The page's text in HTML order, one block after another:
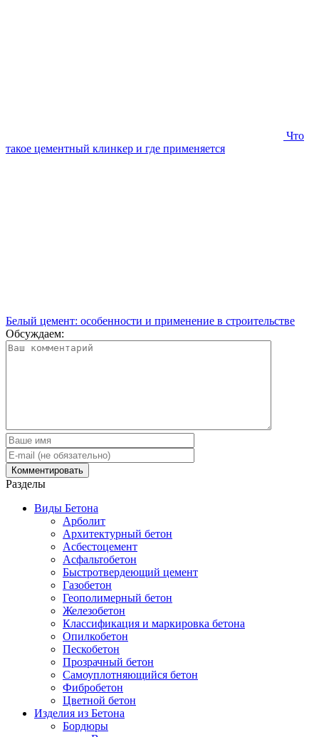
Что
такое цементный клинкер и где применяется
Белый цемент: особенности и применение в строительстве
Обсуждаем:
Разделы
Виды Бетона
Арболит
Архитектурный бетон
Асбестоцемент
Асфальтобетон
Быстротвердеющий цемент
Газобетон
Геополимерный бетон
Железобетон
Классификация и маркировка бетона
Опилкобетон
Пескобетон
Прозрачный бетон
Самоуплотняющийся бетон
Фибробетон
Цветной бетон
Изделия из Бетона
Бордюры